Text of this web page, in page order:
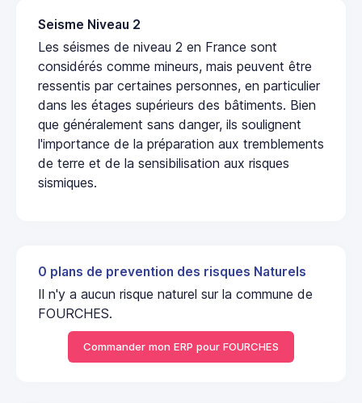
Seisme Niveau 2
Les séismes de niveau 2 en France sont
considérés comme mineurs, mais peuvent être
ressentis par certaines personnes, en particulier
dans les étages supérieurs des bâtiments. Bien
que généralement sans danger, ils soulignent
l'importance de la préparation aux tremblements
de terre et de la sensibilisation aux risques
sismiques.
0 plans de prevention des risques Naturels
Il n'y a aucun risque naturel sur la commune de
FOURCHES.
Commander mon ERP pour FOURCHES